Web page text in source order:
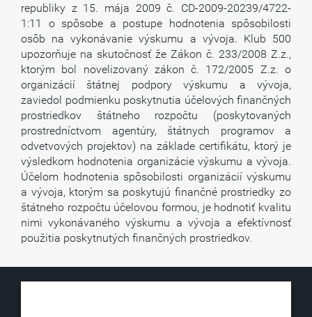
republiky z 15. mája 2009 č. CD-2009-20239/4722-
1:11 o spôsobe a postupe hodnotenia spôsobilosti
osôb na vykonávanie výskumu a vývoja. Klub 500
upozorňuje na skutočnosť že Zákon č. 233/2008 Z.z.,
ktorým bol novelizovaný zákon č. 172/2005 Z.z. o
organizácií štátnej podpory výskumu a vývoja,
zaviedol podmienku poskytnutia účelových finančných
prostriedkov štátneho rozpočtu (poskytovaných
prostredníctvom agentúry, štátnych programov a
odvetvových projektov) na základe certifikátu, ktorý je
výsledkom hodnotenia organizácie výskumu a vývoja.
Účelom hodnotenia spôsobilosti organizácií výskumu
a vývoja, ktorým sa poskytujú finančné prostriedky zo
štátneho rozpočtu účelovou formou, je hodnotiť kvalitu
nimi vykonávaného výskumu a vývoja a efektívnosť
použitia poskytnutých finančných prostriedkov.